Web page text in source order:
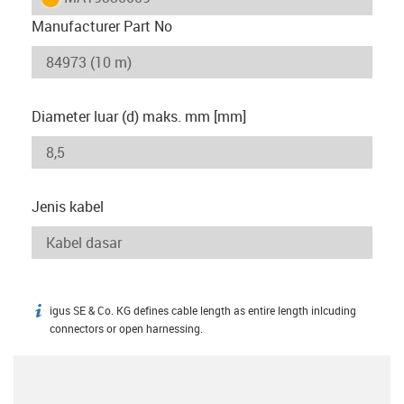
Manufacturer Part No
Diameter luar (d) maks. mm [mm]
Jenis kabel
igus-icon-info
igus SE & Co. KG defines cable length as entire length inlcuding
connectors or open harnessing.